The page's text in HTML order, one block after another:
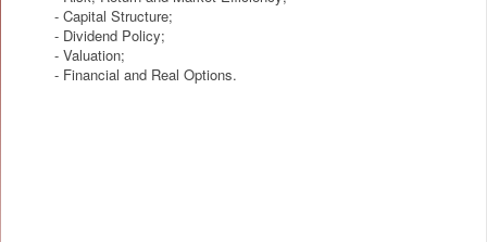
- Capital Structure;
- Dividend Policy;
- Valuation;
- Financial and Real Options.